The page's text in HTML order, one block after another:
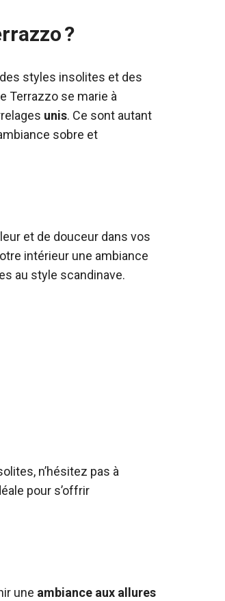
?
styles insolites et des
Terrazzo se marie à
unis. Ce sont autant
sobre et
et de douceur dans vos
intérieur une ambiance
au style scandinave.
n’hésitez pas à
pour s’offrir
une ambiance aux allures